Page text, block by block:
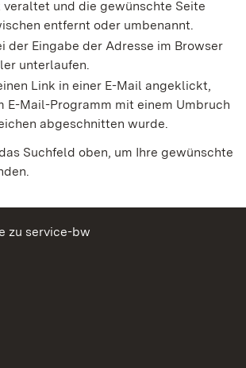
veraltet und die gewünschte Seite
entfernt oder umbenannt.
der Eingabe der Adresse im Browser
unterlaufen.
Link in einer E-Mail angeklickt,
E-Mail-Programm mit einem Umbruch
abgeschnitten wurde.
Suchfeld oben, um Ihre gewünschte
zu service-bw